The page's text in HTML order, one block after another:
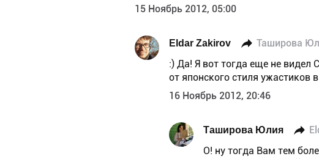
15 Ноябрь 2012, 05:00
Eldar Zakirov Таширова
:) Да! Я вот тогда еще не видел
от японского стиля ужастиков
16 Ноябрь 2012, 20:46
Таширова Юлия
О! ну тогда Вам тем